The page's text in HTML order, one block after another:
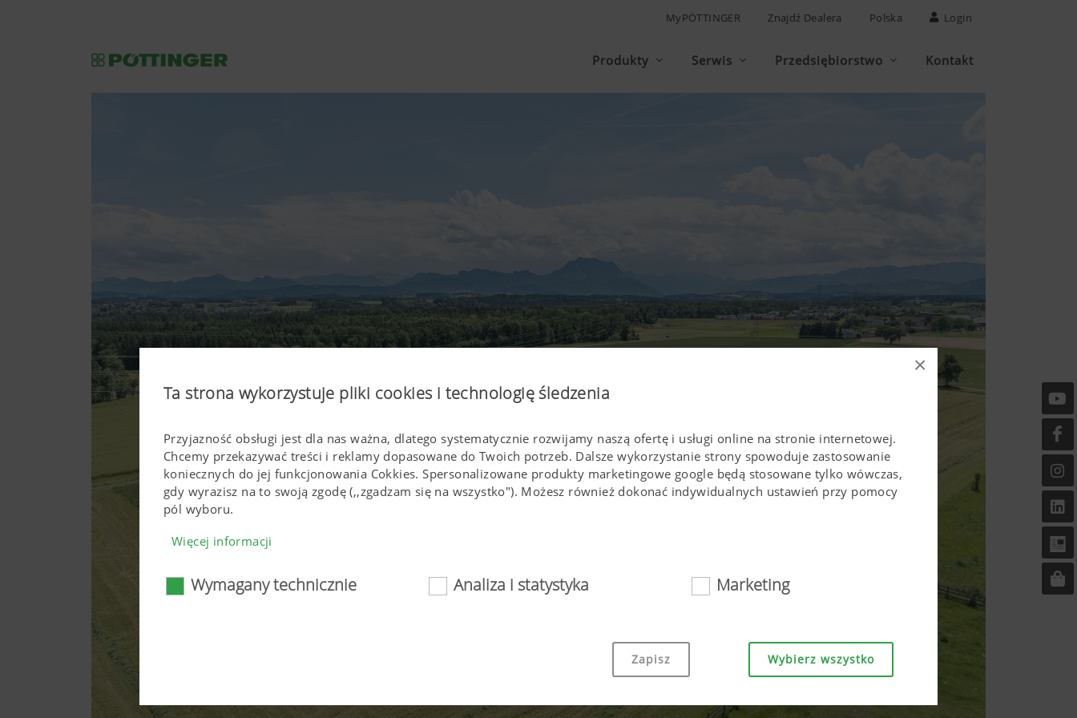
×
Ta strona wykorzystuje pliki cookies i technologię śledzenia
Przyjazność obsługi jest dla nas ważna, dlatego systematycznie rozwijamy naszą ofertę i usługi online na stronie internetowej.
Chcemy przekazywać treści i reklamy dopasowane do Twoich potrzeb. Dalsze wykorzystanie strony spowoduje zastosowanie
koniecznych do jej funkcjonowania Cokkies. Spersonalizowane produkty marketingowe google będą stosowane tylko wówczas,
gdy wyrazisz na to swoją zgodę (,,zgadzam się na wszystko"). Możesz również dokonać indywidualnych ustawień przy pomocy
pól wyboru.
Określone technologie internetowe i Cookies sprawiaja, że strona internetowa jest łatwo dostępna i przyjazna w
użytkowaniu. To dotyczy zarówno istotnych podstawowych funkcjonalności, jak nawigacja na stronie, jak również
funkcjonować bez użycia tych technologii i Cookies.
Więcej informacji
Wymagany technicznie Analiza i statystyka Marketing
Zapisz Wybierz wszystko
MyPÖTTINGER Znajdź Dealera Polska Login
Produkty Serwis Przedsiębiorstwo Kontakt